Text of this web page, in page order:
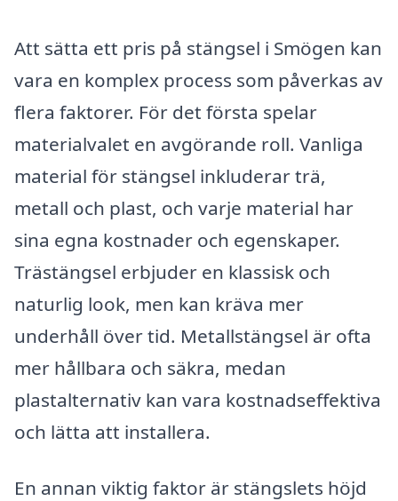
Att sätta ett pris på stängsel i Smögen kan
vara en komplex process som påverkas av
flera faktorer. För det första spelar
materialvalet en avgörande roll. Vanliga
material för stängsel inkluderar trä,
metall och plast, och varje material har
sina egna kostnader och egenskaper.
Trästängsel erbjuder en klassisk och
naturlig look, men kan kräva mer
underhåll över tid. Metallstängsel är ofta
mer hållbara och säkra, medan
plastalternativ kan vara kostnadseffektiva
och lätta att installera.
En annan viktig faktor är stängslets höjd